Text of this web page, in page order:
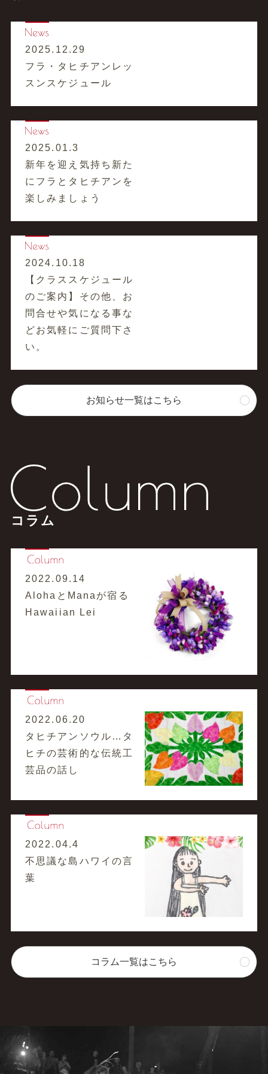
2025.12.29
フラ・タヒチアンレッ
スンスケジュール
2025.01.3
新年を迎え気持ち新た
にフラとタヒチアンを
楽しみましょう
2024.10.18
【クラススケジュール
のご案内】その他、お
問合せや気になる事な
どお気軽にご質問下さ
い。
お知らせ一覧はこちら
コラム
2022.09.14
AlohaとManaが宿る
Hawaiian Lei
2022.06.20
タヒチアンソウル…タ
ヒチの芸術的な伝統工
芸品の話し
2022.04.4
不思議な島ハワイの言
葉
コラム一覧はこちら